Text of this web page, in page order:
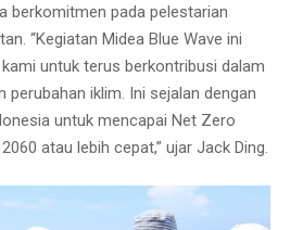
berkomitmen pada pelestarian
“Kegiatan Midea Blue Wave ini
untuk terus berkontribusi dalam
perubahan iklim. Ini sejalan dengan
untuk mencapai Net Zero
atau lebih cepat,” ujar Jack Ding.